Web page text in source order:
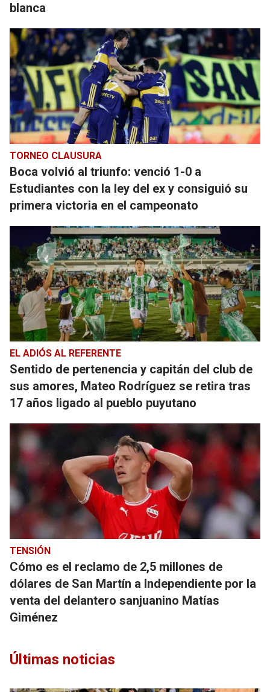
blanca
TORNEO CLAUSURA
Boca volvió al triunfo: venció 1-0 a
Estudiantes con la ley del ex y consiguió su
primera victoria en el campeonato
EL ADIÓS AL REFERENTE
Sentido de pertenencia y capitán del club de
sus amores, Mateo Rodríguez se retira tras
17 años ligado al pueblo puyutano
TENSIÓN
Cómo es el reclamo de 2,5 millones de
dólares de San Martín a Independiente por la
venta del delantero sanjuanino Matías
Giménez
Últimas noticias